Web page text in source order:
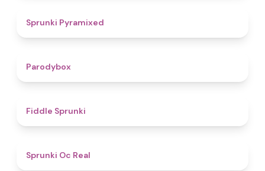
Sprunki Pyramixed
Parodybox
Fiddle Sprunki
Sprunki Oc Real